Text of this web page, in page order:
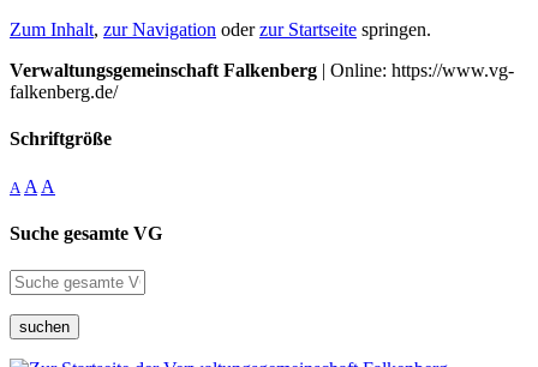
Zum Inhalt, zur Navigation oderzur Startseite springen.
Verwaltungsgemeinschaft Falkenberg | Online: https://www.vg-
falkenberg.de/
Schriftgröße
A A A
Suche gesamte VG
suchen